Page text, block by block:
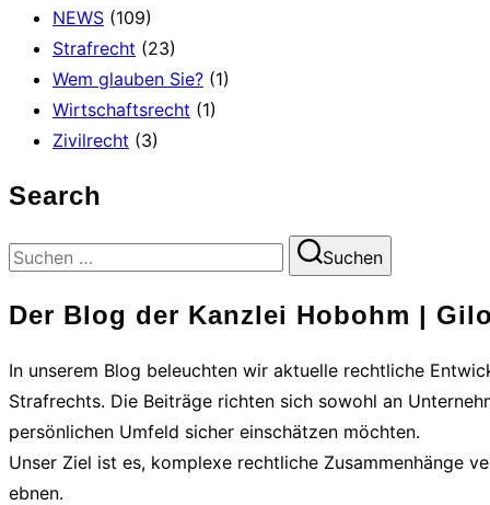
NEWS (109)
Strafrecht (23)
Wem glauben Sie? (1)
Wirtschaftsrecht (1)
Zivilrecht (3)
Search
Suchen
Suchen
Der Blog der Kanzlei Hobohm |
In unserem Blog beleuchten wir aktuelle rechtliche
Strafrechts. Die Beiträge richten sich sowohl an
persönlichen Umfeld sicher einschätzen möchten.
Unser Ziel ist es, komplexe rechtliche Zusammenhänge
ebnen.